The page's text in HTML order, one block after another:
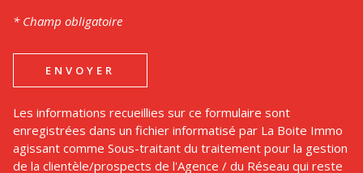
* Champ obligatoire
ENVOYER
Les informations recueillies sur ce formulaire sont
enregistrées dans un fichier informatisé par La Boite Immo
agissant comme Sous-traitant du traitement pour la gestion
de la clientèle/prospects de l'Agence / du Réseau qui reste